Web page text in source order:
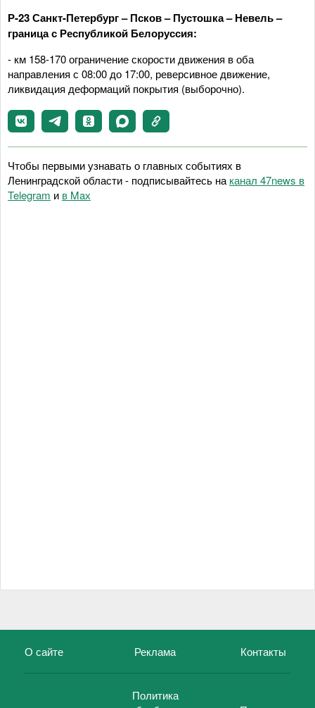
Р-23 Санкт-Петербург – Псков – Пустошка – Невель –
граница с Республикой Белоруссия:
- км 158-170 ограничение скорости движения в оба
направления с 08:00 до 17:00, реверсивное движение,
ликвидация деформаций покрытия (выборочно).
Чтобы первыми узнавать о главных событиях в
Ленинградской области - подписывайтесь на канал 47news в
Telegram и в Maх
О сайте Реклама Контакты
Политика